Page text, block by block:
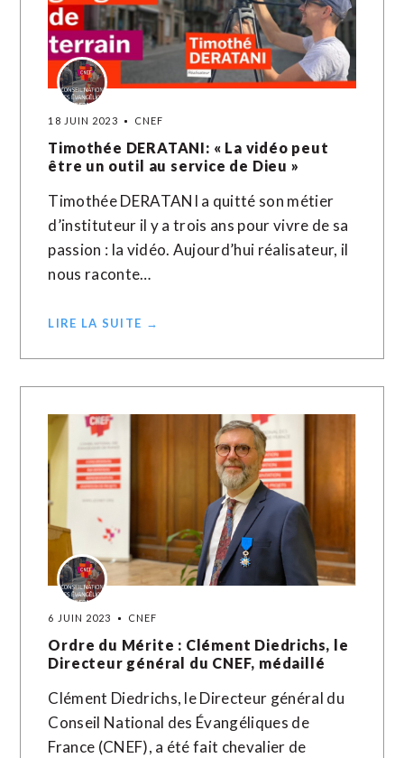
18 JUIN 2023 CNEF
Timothée DERATANI: « La vidéo peut
être un outil au service de Dieu »
Timothée DERATANI a quitté son métier
d’instituteur il y a trois ans pour vivre de sa
passion : la vidéo. Aujourd’hui réalisateur, il
nous raconte…
LIRE LA SUITE →
6 JUIN 2023 CNEF
Ordre du Mérite : Clément Diedrichs, le
Directeur général du CNEF, médaillé
Clément Diedrichs, le Directeur général du
Conseil National des Évangéliques de
France (CNEF), a été fait chevalier de